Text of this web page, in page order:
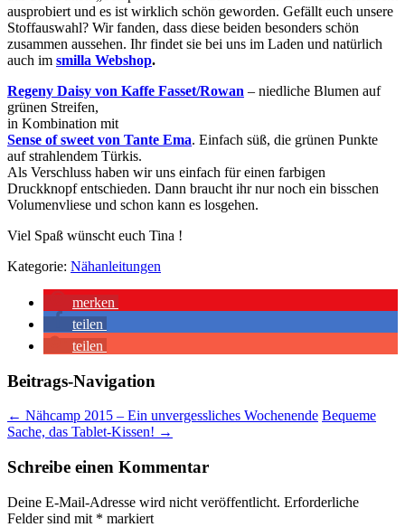
ausprobiert und es ist wirklich schön geworden. Gefällt euch unsere
Stoffauswahl? Wir fanden, dass diese beiden besonders schön
zusammen aussehen. Ihr findet sie bei uns im Laden und natürlich
auch im smilla Webshop.
Regeny Daisy von Kaffe Fasset/Rowan – niedliche Blumen auf
grünen Streifen,
in Kombination mit
Sense of sweet von Tante Ema. Einfach süß, die grünen Punkte
auf strahlendem Türkis.
Als Verschluss haben wir uns einfach für einen farbigen
Druckknopf entschieden. Dann braucht ihr nur noch ein bisschen
Volumenvliese und schon kann es losgehen.
Viel Spaß wünscht euch Tina !
Kategorie: Nähanleitungen
merken
teilen
teilen
Beitrags-Navigation
← Nähcamp 2015 – Ein unvergessliches Wochenende Bequeme
Sache, das Tablet-Kissen! →
Schreibe einen Kommentar
Deine E-Mail-Adresse wird nicht veröffentlicht. Erforderliche
Felder sind mit * markiert